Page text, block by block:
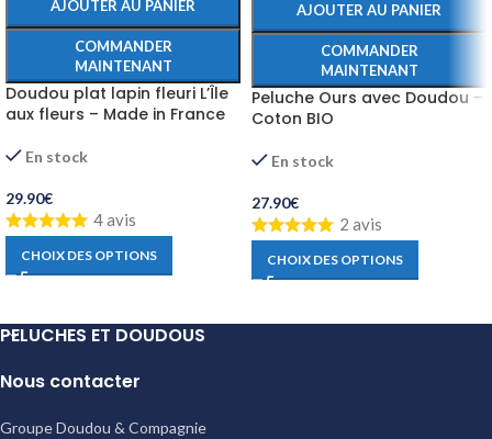
AJOUTER AU PANIER
COMMANDER
MAINTENANT
Doudou plat lapin fleuri L’Île
aux fleurs – Made in France
En stock
29.90€
4 avis
CHOIX DES OPTIONS
AJOUTER AU PANIER
COMMANDER
MAINTENANT
Peluche Ours avec Doudou –
Coton BIO
En stock
27.90€
2 avis
CHOIX DES OPTIONS
PELUCHES ET DOUDOUS
Nous contacter
Groupe Doudou & Compagnie